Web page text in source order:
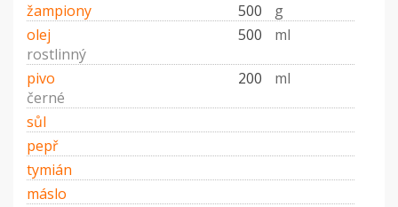
žampiony
500
g
olej
500
ml
rostlinný
pivo
200
ml
černé
sůl
pepř
tymián
máslo